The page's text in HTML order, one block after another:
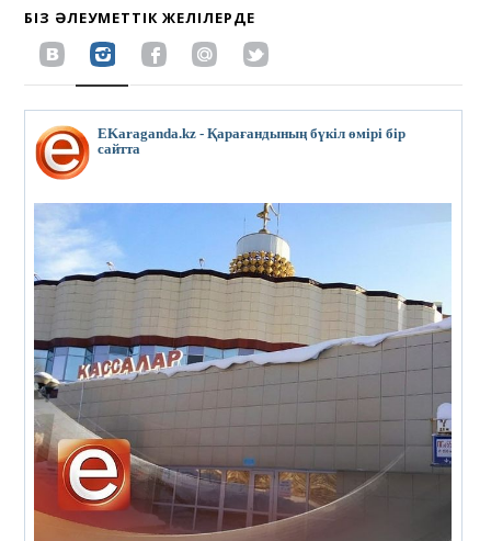
БІЗ ӘЛЕУМЕТТІК ЖЕЛІЛЕРДЕ
EKaraganda.kz - Қарағандының бүкіл өмірі бір
сайтта